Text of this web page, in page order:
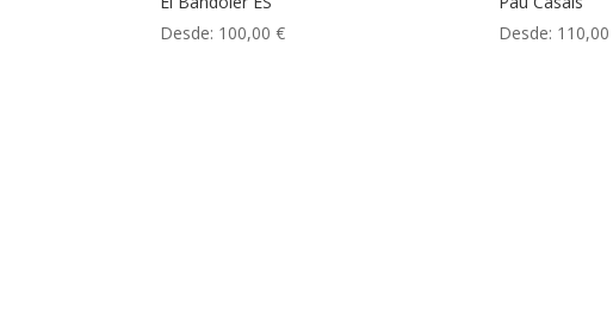
Desde: 100,00€
Desde: 110,00